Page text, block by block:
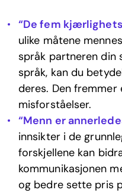
“De fem
ulike måtene
språk partneren din
språk, kan du
deres. Den fremmer
misforståelser.
“Menn er
innsikter i de
forskjellene kan
kommunikasjonen
og bedre sette pris